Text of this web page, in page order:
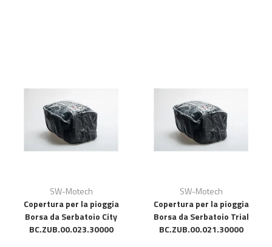
SW-Motech
Copertura per la pioggia
Borsa da Serbatoio City
BC.ZUB.00.023.30000
SW-Motech
Copertura per la pioggia
Borsa da Serbatoio Trial
BC.ZUB.00.021.30000